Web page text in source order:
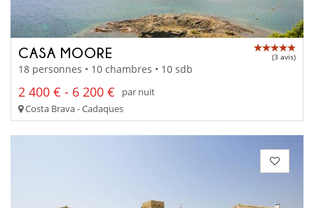
CASA MOORE (3 avis)
18 personnes • 10 chambres • 10 sdb
2 400 € - 6 200 €
par nuit
Costa Brava - Cadaques